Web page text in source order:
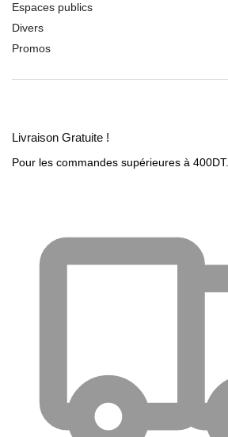
Espaces publics
Divers
Promos
Livraison Gratuite !
Pour les commandes supérieures à 400DT.